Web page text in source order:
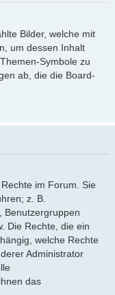
Bilder, welche mit
um dessen Inhalt
Symbole zu
ab, die die Board-
im Forum. Sie
z. B.
Benutzergruppen
Die Rechte, die ein
welche Rechte
Administrator
das